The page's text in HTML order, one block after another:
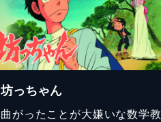
坊っちゃん
曲がったことが大嫌いな数学教